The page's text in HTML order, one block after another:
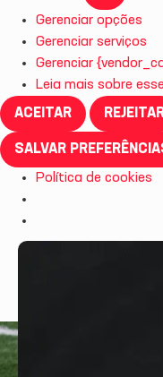
Gerenciar opções
Gerenciar serviços
Gerenciar
Leia mais sobre
ACEITAR
SALVAR
Política de cookies